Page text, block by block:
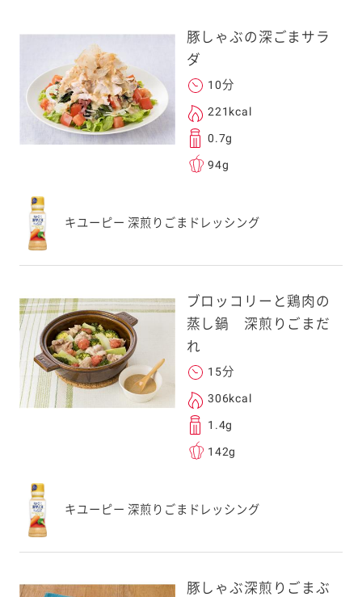
豚しゃぶの深ごまサラ
ダ
10分
221kcal
0.7g
94g
キユーピー 深煎りごまドレッシング
ブロッコリーと鶏肉の
蒸し鍋 深煎りごまだ
れ
15分
306kcal
1.4g
142g
キユーピー 深煎りごまドレッシング
豚しゃぶ深煎りごまぶ